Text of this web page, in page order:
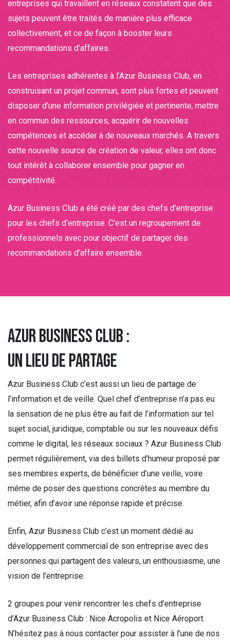
entreprises qui travaillent en réseaux constatent que des
sujets peuvent être traités de manière plus efficace
collectivement, et ce de façon à booster leurs
recommandations d’affaires.
Les entreprises adhérentes à l’Azur Business Club, en
construisant un projet commun, sont plus fortes et peuvent
disposer d’une information privilégiée et pertinente, mettre
en commun des ressources, acquérir de nouvelles
compétences et accéder à de nouveaux marchés. A travers
cette nouvelle source de création de valeur, elles ont donc
tout intérêt à collaborer ensemble pour gagner en
compétitivité.
Azur Business Club a été créé par des chefs d’entreprise
pour les chefs d’entreprise. C’est un regroupement de
professionnels avec pour objectif de partager des
recommandations d’affaire ensemble.
Azur Business Club :
un lieu de partage
Azur Business Club c’est aussi un lieu de partage de
l’information et de veille. Quel chef d’entreprise n’a pas eu
la sensation de ne plus être au fait de l’information sur tel
sujet social, juridique, comptable ou sur les nouveaux défis
comme le digital, les réseaux sociaux ? Azur Business Club
permet régulièrement, via des billets d’humeur proposé par
ses membres experts, de bénéficier d’une veille, voire
même de poser des questions concrètes au membre du
métier, afin d’avoir une réponse rapide et précise.
Enfin, Azur Business Club c’est un moment dédié au
développement commercial de son entreprise avec des
personnes qui partagent des valeurs, un enthousiasme, une
vision de l’entreprise.
2 groupes pour venir rencontrer les chefs d’entreprise
d’Azur Business Club : Nice Acropolis et Nice Aéroport.
N’hésitez pas à nous contacter pour assister à l’une de nos